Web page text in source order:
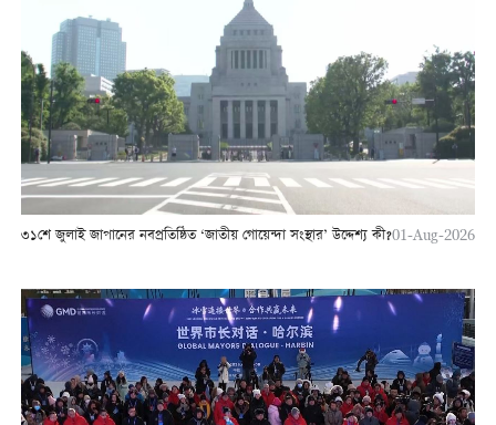
৩১শে জুলাই জাপানের নবপ্রতিষ্ঠিত ‘জাতীয় গোয়েন্দা সংস্থার’ উদ্দেশ্য কী?01-Aug-2026